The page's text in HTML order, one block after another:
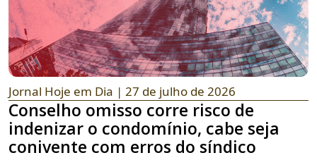
Jornal Hoje em Dia | 27 de julho de 2026
Conselho omisso corre risco de
indenizar o condomínio, cabe seja
conivente com erros do síndico